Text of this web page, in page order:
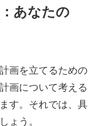
あなたの
画を立てるための
画について考える
す。それでは、具
ょう。